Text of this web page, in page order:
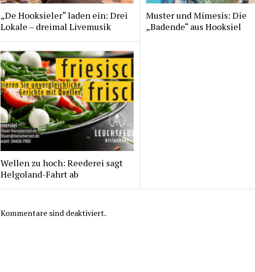
„De Hooksieler“ laden ein: Drei
Lokale – dreimal Livemusik
Muster und Mimesis: Die
„Badende“ aus Hooksiel
Wellen zu hoch: Reederei sagt
Helgoland-Fahrt ab
Kommentare sind deaktiviert.